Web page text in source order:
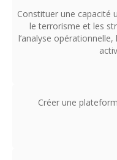
Constituer une capacité
le terrorisme et les
l’analyse
Créer une